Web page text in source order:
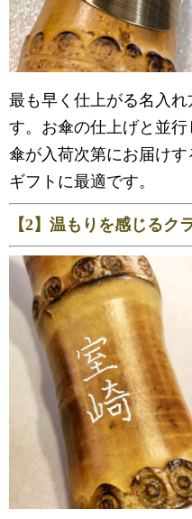
最も早く仕上がる名入
す。お傘の仕上げと並
傘が入荷次第にお届け
ギフトに最適です。
【2】温もりを感じるク